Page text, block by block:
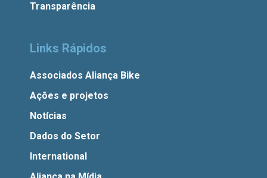
Transparência
Links Rápidos
Associados Aliança Bike
Ações e projetos
Notícias
Dados do Setor
International